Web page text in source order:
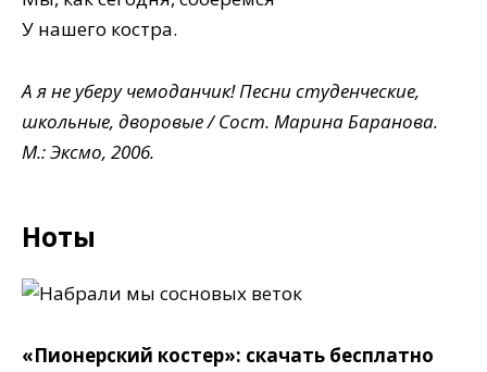
У нашего костра.
А я не уберу чемоданчик! Песни студенческие,
школьные, дворовые / Сост. Марина Баранова.
М.: Эксмо, 2006.
Ноты
«Пионерский костер»: скачать бесплатно